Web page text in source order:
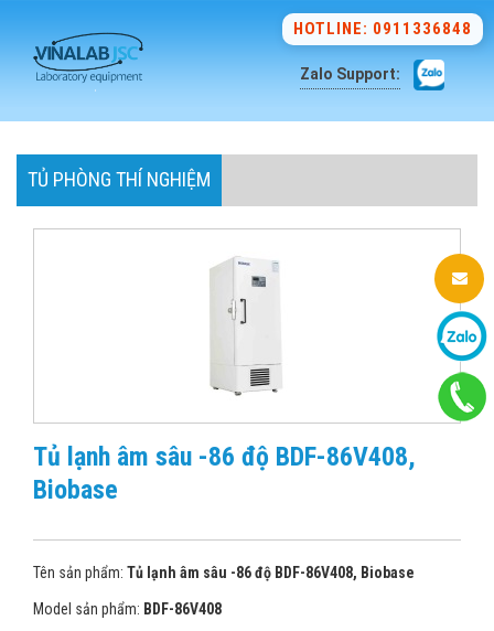
HOTLINE: 0911336848
Zalo Support:
TỦ PHÒNG THÍ NGHIỆM
Tủ lạnh âm sâu -86 độ BDF-86V408,
Biobase
Tên sản phẩm: Tủ lạnh âm sâu -86 độ BDF-86V408, Biobase
Model sản phẩm: BDF-86V408